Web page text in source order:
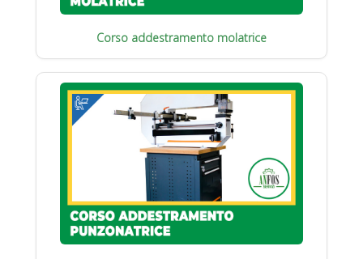
Corso addestramento molatrice